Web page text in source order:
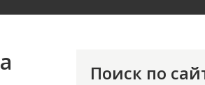
Поиск по